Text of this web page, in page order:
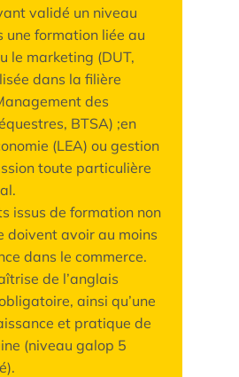
validé un niveau
une formation liée au
le marketing (DUT,
dans la filière
des
BTSA) ;en
(LEA) ou gestion
toute particulière
issus de formation non
doivent avoir au moins
dans le commerce.
de l’anglais
ainsi qu’une
et pratique de
(niveau galop 5